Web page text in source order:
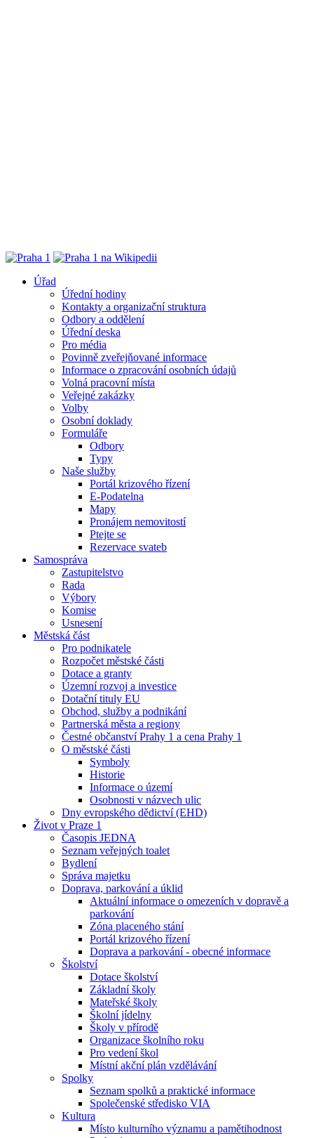
Úřad
Úřední hodiny
Kontakty a organizační struktura
Odbory a oddělení
Úřední deska
Pro média
Povinně zveřejňované informace
Informace o zpracování osobních údajů
Volná pracovní místa
Veřejné zakázky
Volby
Osobní doklady
Formuláře
Odbory
Typy
Naše služby
Portál krizového řízení
E-Podatelna
Mapy
Pronájem nemovitostí
Ptejte se
Rezervace svateb
Samospráva
Zastupitelstvo
Rada
Výbory
Komise
Usnesení
Městská část
Pro podnikatele
Rozpočet městské části
Dotace a granty
Územní rozvoj a investice
Dotační tituly EU
Obchod, služby a podnikání
Partnerská města a regiony
Čestné občanství Prahy 1 a cena Prahy 1
O městské části
Symboly
Historie
Informace o území
Osobnosti v názvech ulic
Dny evropského dědictví (EHD)
Život v Praze 1
Časopis JEDNA
Seznam veřejných toalet
Bydlení
Správa majetku
Doprava, parkování a úklid
Aktuální informace o omezeních v dopravě a
parkování
Zóna placeného stání
Portál krizového řízení
Doprava a parkování - obecné informace
Školství
Dotace školství
Základní školy
Mateřské školy
Školní jídelny
Školy v přírodě
Organizace školního roku
Pro vedení škol
Místní akční plán vzdělávání
Spolky
Seznam spolků a praktické informace
Společenské středisko VIA
Kultura
Místo kulturního významu a pamětihodnost